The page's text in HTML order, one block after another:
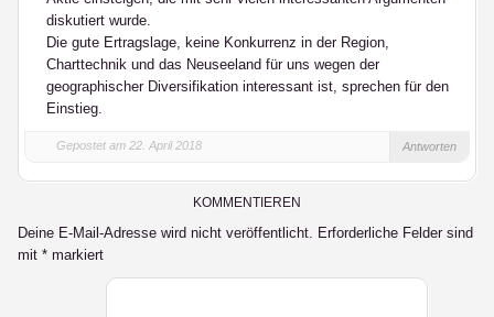
diskutiert wurde.
Die gute Ertragslage, keine Konkurrenz in der Region,
Charttechnik und das Neuseeland für uns wegen der
geographischer Diversifikation interessant ist, sprechen für den
Einstieg.
Gepostet am 22. April 2018 Antworten
KOMMENTIEREN
Deine E-Mail-Adresse wird nicht veröffentlicht. Erforderliche Felder sind
mit * markiert